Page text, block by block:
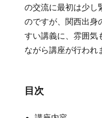
の交流に最初は少し
のですが、関西出身
すい講義に、雰囲気
ながら講座が行われ
目次